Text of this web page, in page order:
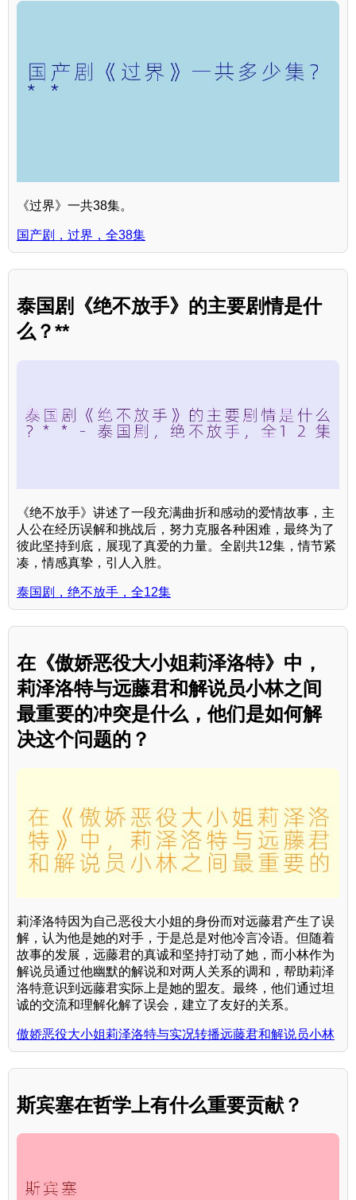
《过界》一共38集。
国产剧，过界，全38集
泰国剧《绝不放手》的主要剧情是什
么？**
《绝不放手》讲述了一段充满曲折和感动的爱情故事，主
人公在经历误解和挑战后，努力克服各种困难，最终为了
彼此坚持到底，展现了真爱的力量。全剧共12集，情节紧
凑，情感真挚，引人入胜。
泰国剧，绝不放手，全12集
在《傲娇恶役大小姐莉泽洛特》中，
莉泽洛特与远藤君和解说员小林之间
最重要的冲突是什么，他们是如何解
决这个问题的？
莉泽洛特因为自己恶役大小姐的身份而对远藤君产生了误
解，认为他是她的对手，于是总是对他冷言冷语。但随着
故事的发展，远藤君的真诚和坚持打动了她，而小林作为
解说员通过他幽默的解说和对两人关系的调和，帮助莉泽
洛特意识到远藤君实际上是她的盟友。最终，他们通过坦
诚的交流和理解化解了误会，建立了友好的关系。
傲娇恶役大小姐莉泽洛特与实况转播远藤君和解说员小林
斯宾塞在哲学上有什么重要贡献？